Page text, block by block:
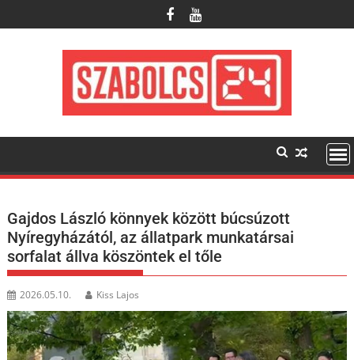
to
Gajdos László könnyek között búcsúzott
Nyíregyházától, az állatpark munkatársai
sorfalat állva köszöntek el tőle
2026.05.10. Kiss Lajos